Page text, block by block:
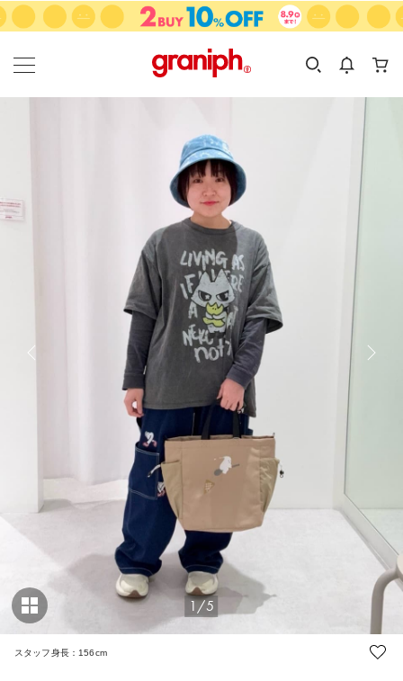
カテゴリーから探す
KIDS
カテゴリ
サイズ
1/5
スタッフ身長：156cm